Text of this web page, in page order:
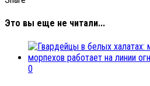
Это вы еще не читали...
0